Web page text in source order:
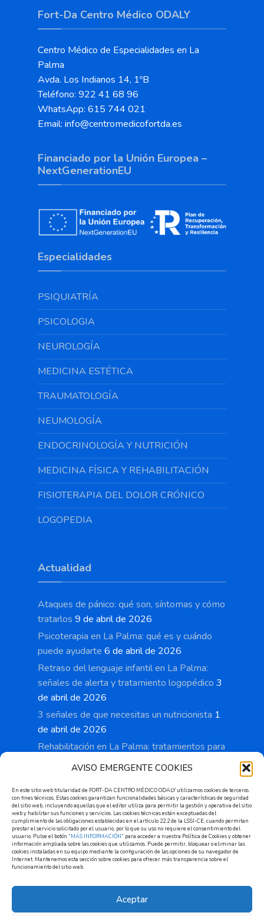
AVISO EMERGENTE COOKIES
En este sitio web titularidad de FORT-DA CENTRO MÉDICO ODALY utilizamos cookies de terceros
con fines técnicos. Estas cookies garantizan funcionalidades básicas y características de seguridad
del sitio web, incluyendo aquellas que el editor utiliza para permitir la gestión y operativa del sitio
web y habilitar sus funciones y servicios. Las cookies técnicas están exceptuadas del
cumplimiento de las obligaciones establecidas en el artículo 22.2 de la LSSI-CE, cuando permitan
prestar el servicio solicitado por el usuario, por lo que su uso no requiere el consentimiento del
usuario. Pulse el botón “MÁS INFORMACIÓN” para acceder a nuestra Política de Cookies y obtener
información ampliada sobre las cookies que utilizamos. Puede permitir, bloquear o eliminar las
cookies instaladas en su equipo mediante la configuración de las opciones de su navegador de
Internet. Mantenemos esta sección sobre cookies para ofrecer más transparencia sobre el
funcionamiento del sitio web.
Aceptar
Fort-Da Centro Médico ODALY
Centro Médico de Especialidades en La
Palma
Avda. Los Indianos 14, 1ºB
Teléfono: 922 41 68 96
WhatsApp: 615 744 021
Email: info@centromedicofortda.es
Financiado por la Unión Europea –
NextGenerationEU
Especialidades
PSIQUIATRÍA
PSICOLOGIA
NEUROLOGÍA
MEDICINA ESTÉTICA
TRAUMATOLOGÍA
NEUMOLOGÍA
ENDOCRINOLOGÍA Y NUTRICIÓN
MEDICINA FÍSICA Y REHABILITACIÓN
FISIOTERAPIA DEL DOLOR CRÓNICO
LOGOPEDIA
Actualidad
Ataques de pánico: qué son, síntomas y cómo
tratarlos 9 de abril de 2026
Psicoterapia en La Palma: qué es y cuándo
puede ayudarte 6 de abril de 2026
Retraso del lenguaje infantil en La Palma:
señales de alerta y tratamiento logopédico 3
de abril de 2026
3 señales de que necesitas un nutricionista 1
de abril de 2026
Rehabilitación en La Palma: tratamientos para
recuperar movilidad y reducir el dolor 28 de
Cita previa
Solicitar